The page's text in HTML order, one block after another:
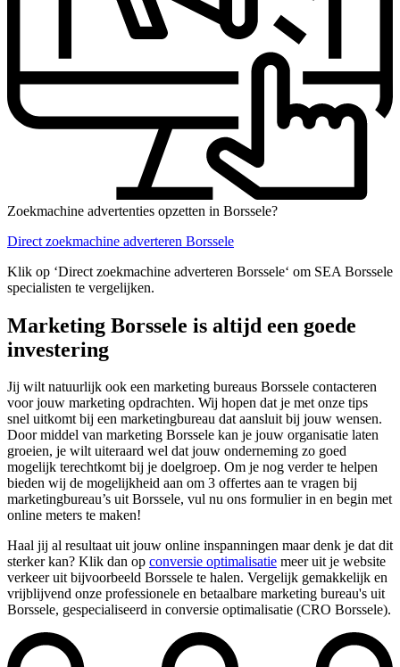
Zoekmachine advertenties opzetten in Borssele?
Direct zoekmachine adverteren Borssele
Klik op ‘Direct zoekmachine adverteren Borssele‘ om SEA Borssele
specialisten te vergelijken.
Marketing Borssele is altijd een goede
investering
Jij wilt natuurlijk ook een marketing bureaus Borssele contacteren
voor jouw marketing opdrachten. Wij hopen dat je met onze tips
snel uitkomt bij een marketingbureau dat aansluit bij jouw wensen.
Door middel van marketing Borssele kan je jouw organisatie laten
groeien, je wilt uiteraard wel dat jouw onderneming zo goed
mogelijk terechtkomt bij je doelgroep. Om je nog verder te helpen
bieden wij de mogelijkheid aan om 3 offertes aan te vragen bij
marketingbureau’s uit Borssele, vul nu ons formulier in en begin met
online meters te maken!
Haal jij al resultaat uit jouw online inspanningen maar denk je dat dit
sterker kan? Klik dan op conversie optimalisatie meer uit je website
verkeer uit bijvoorbeeld Borssele te halen. Vergelijk gemakkelijk en
vrijblijvend onze professionele en betaalbare marketing bureau's uit
Borssele, gespecialiseerd in conversie optimalisatie (CRO Borssele).